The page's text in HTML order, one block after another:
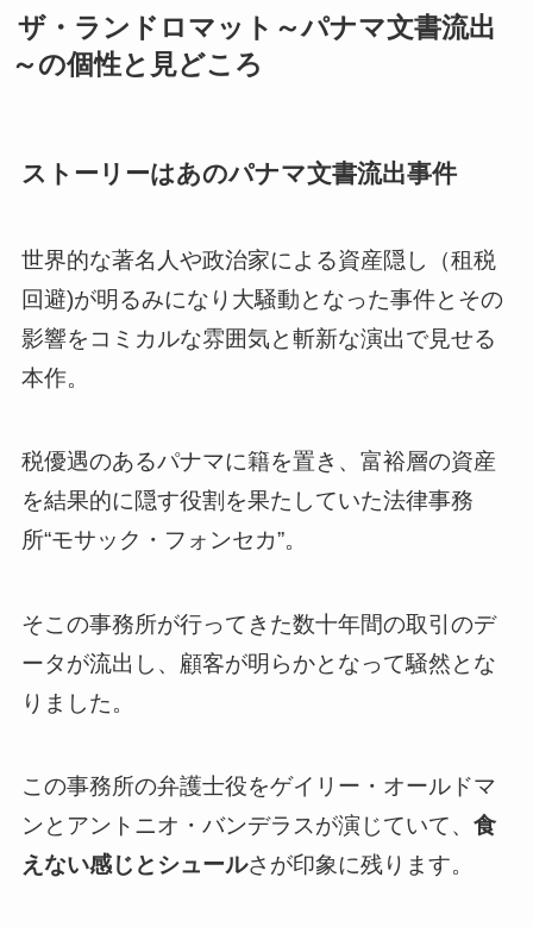
ザ・ランドロマット～パナマ文書流出
～の個性と見どころ
ストーリーはあのパナマ文書流出事件
世界的な著名人や政治家による資産隠し（租税
回避)が明るみになり大騒動となった事件とその
影響をコミカルな雰囲気と斬新な演出で見せる
本作。
税優遇のあるパナマに籍を置き、富裕層の資産
を結果的に隠す役割を果たしていた法律事務
所“モサック・フォンセカ”。
そこの事務所が行ってきた数十年間の取引のデ
ータが流出し、顧客が明らかとなって騒然とな
りました。
この事務所の弁護士役をゲイリー・オールドマ
ンとアントニオ・バンデラスが演じていて、 食
えない感じとシュールさが印象に残ります。